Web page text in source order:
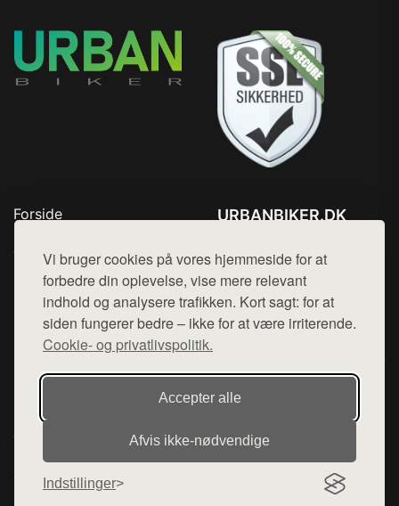
Vi bruger cookies på vores hjemmeside for at
forbedre din oplevelse, vise mere relevant
indhold og analysere trafikken. Kort sagt: for at
siden fungerer bedre – ikke for at være irriterende.
Cookie- og privatlivspolitik.
Accepter alle
Afvis ikke‑nødvendige
Indstillinger
Forside
Top Rabatter
Blog
Kontakt
URBANBIKER.DK
Mail: hej@want.dk
Cookie- og privatlivspolitik
Denne side er en del af want.dk, der udgiver en række
hjemmesider med præsentation af forskellige produkter fra
diverse webshops. Der sælges ikke varer fra denne side - vi
varerne på lager.